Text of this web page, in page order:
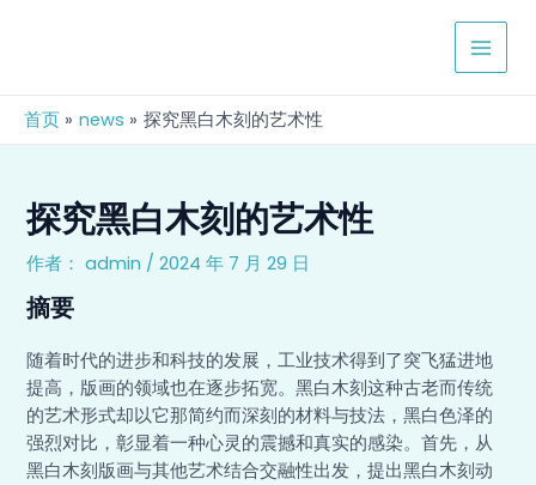
MAIN
首页 news 探究黑白木刻的艺术性
探究黑白木刻的艺术性
作者： admin /2024 年 7 月 29 日
摘要
随着时代的进步和科技的发展，工业技术得到了突飞猛进地
提高，版画的领域也在逐步拓宽。黑白木刻这种古老而传统
的艺术形式却以它那简约而深刻的材料与技法，黑白色泽的
强烈对比，彰显着一种心灵的震撼和真实的感染。首先，从
黑白木刻版画与其他艺术结合交融性出发，提出黑白木刻动